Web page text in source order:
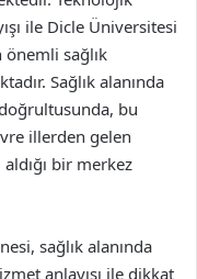
ile Dicle Üniversitesi
önemli sağlık
Sağlık alanında
bu
illerden gelen
bir merkez
sağlık alanında
anlayışı ile dikkat